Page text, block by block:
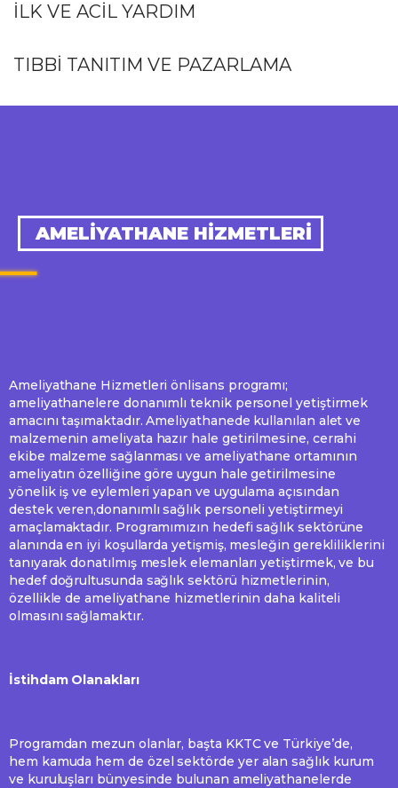
İLK VE ACIL YARDIM
TIBBI TANITIM VE PAZARLAMA
AMELIYATHANE HIZMETLERI
Ameliyathane Hizmetleri önlisans programı;
ameliyathanelere donanımlı teknik personel yetiştirmek
amacını taşımaktadır. Ameliyathanede kullanılan alet ve
malzemenin ameliyata hazır hale getirilmesine, cerrahi
ekibe malzeme sağlanması ve ameliyathane ortamının
ameliyatın özelliğine göre uygun hale getirilmesine
yönelik iş ve eylemleri yapan ve uygulama açısından
destek veren,donanımlı sağlık personeli yetiştirmeyi
amaçlamaktadır. Programımızın hedefi sağlık sektörüne
alanında en iyi koşullarda yetişmiş, mesleğin gerekliliklerini
tanıyarak donatılmış meslek elemanları yetiştirmek, ve bu
hedef doğrultusunda sağlık sektörü hizmetlerinin,
özellikle de ameliyathane hizmetlerinin daha kaliteli
olmasını sağlamaktır.
İstihdam Olanakları
Programdan mezun olanlar, başta KKTC ve Türkiye’de,
hem kamuda hem de özel sektörde yer alan sağlık kurum
ve kuruluşları bünyesinde bulunan ameliyathanelerde